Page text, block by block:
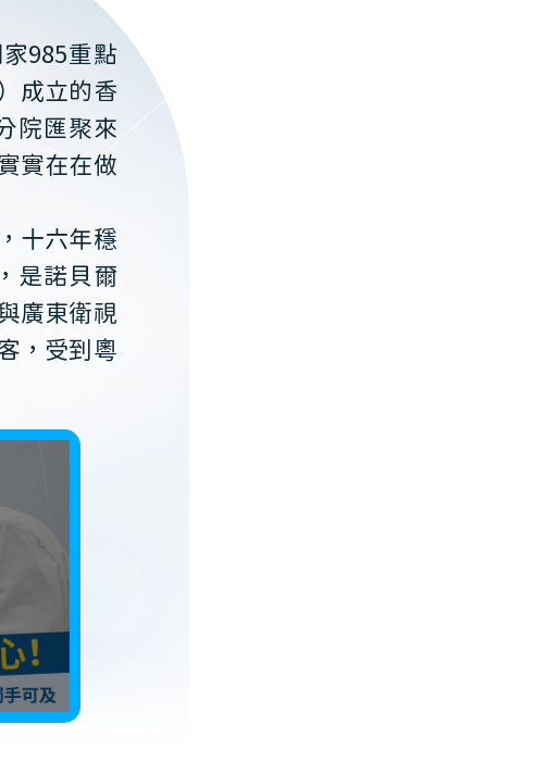
985重點
成立的香
院匯聚來
實在在做
十六年穩
是諾貝爾
廣東衛視
，受到粵